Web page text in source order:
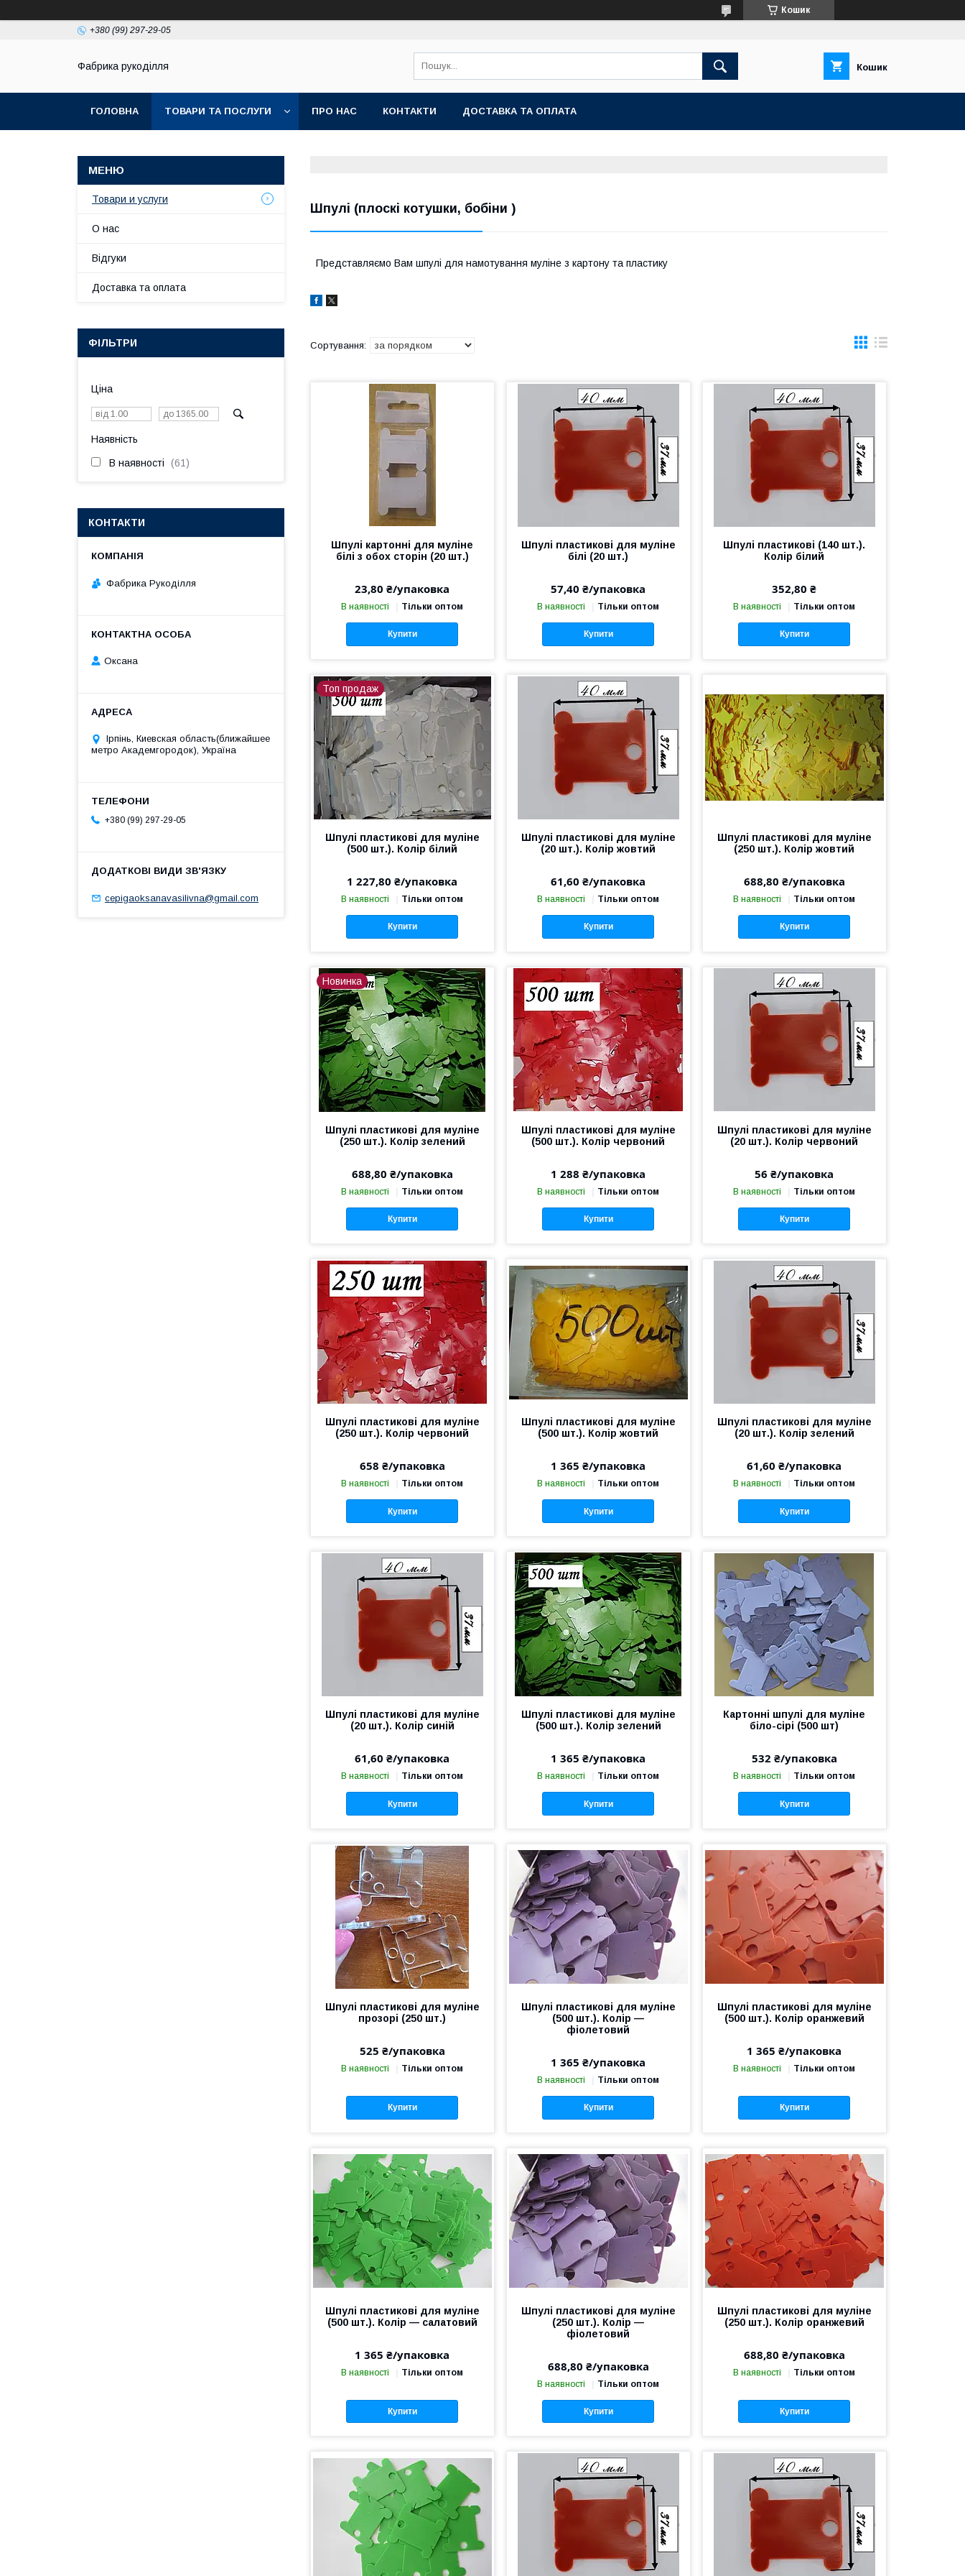
Кошик
+380 (99) 297-29-05
Фабрика рукоділля Кошик
ГОЛОВНА ТОВАРИ ТА ПОСЛУГИ ПРО НАС КОНТАКТИ ДОСТАВКА ТА ОПЛАТА
Шпулі (плоскі котушки, бобіни )
Представляємо Вам шпулі для намотування муліне з картону та пластику
Шпулі картонні для муліне
білі з обох сторін (20 шт.)
23,80 ₴/упаковка
В наявності Тільки оптом
Купити
Шпулі пластикові для муліне
білі (20 шт.)
57,40 ₴/упаковка
В наявності Тільки оптом
Купити
Шпулі пластикові (140 шт.).
Колір білий
352,80 ₴
В наявності Тільки оптом
Купити
Топ продаж
Шпулі пластикові для муліне
(500 шт.). Колір білий
1 227,80 ₴/упаковка
В наявності Тільки оптом
Купити
Шпулі пластикові для муліне
(20 шт.). Колір жовтий
61,60 ₴/упаковка
В наявності Тільки оптом
Купити
Шпулі пластикові для муліне
(250 шт.). Колір жовтий
688,80 ₴/упаковка
В наявності Тільки оптом
Купити
Новинка
Шпулі пластикові для муліне
(250 шт.). Колір зелений
688,80 ₴/упаковка
В наявності Тільки оптом
Купити
Шпулі пластикові для муліне
(500 шт.). Колір червоний
1 288 ₴/упаковка
В наявності Тільки оптом
Купити
Шпулі пластикові для муліне
(20 шт.). Колір червоний
56 ₴/упаковка
В наявності Тільки оптом
Купити
Шпулі пластикові для муліне
(250 шт.). Колір червоний
658 ₴/упаковка
В наявності Тільки оптом
Купити
Шпулі пластикові для муліне
(500 шт.). Колір жовтий
1 365 ₴/упаковка
В наявності Тільки оптом
Купити
Шпулі пластикові для муліне
(20 шт.). Колір зелений
61,60 ₴/упаковка
В наявності Тільки оптом
Купити
Шпулі пластикові для муліне
(20 шт.). Колір синій
61,60 ₴/упаковка
В наявності Тільки оптом
Купити
Шпулі пластикові для муліне
(500 шт.). Колір зелений
1 365 ₴/упаковка
В наявності Тільки оптом
Купити
Картонні шпулі для муліне
біло-сірі (500 шт)
532 ₴/упаковка
В наявності Тільки оптом
Купити
Шпулі пластикові для муліне
прозорі (250 шт.)
525 ₴/упаковка
В наявності Тільки оптом
Купити
Шпулі пластикові для муліне
(500 шт.). Колір —
фіолетовий
1 365 ₴/упаковка
В наявності Тільки оптом
Купити
Шпулі пластикові для муліне
(500 шт.). Колір оранжевий
1 365 ₴/упаковка
В наявності Тільки оптом
Купити
Шпулі пластикові для муліне
(500 шт.). Колір — салатовий
1 365 ₴/упаковка
В наявності Тільки оптом
Купити
Шпулі пластикові для муліне
(250 шт.). Колір —
фіолетовий
688,80 ₴/упаковка
В наявності Тільки оптом
Купити
Шпулі пластикові для муліне
(250 шт.). Колір оранжевий
688,80 ₴/упаковка
В наявності Тільки оптом
Купити
Товари и услуги
О нас
Відгуки
Доставка та оплата
ФІЛЬТРИ
Ціна
Наявність
В наявності 61
КОНТАКТИ
Фабрика Рукоділля
Оксана
Ірпінь, Киевская область(ближайшее
метро Академгородок), Україна
+380 (99) 297-29-05
cepigaoksanavasilivna@gmail.com